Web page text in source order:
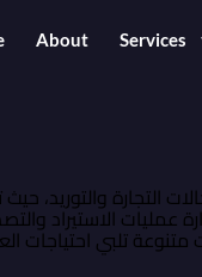
About Services
التجارة والتوريد،
عمليات الاستيراد